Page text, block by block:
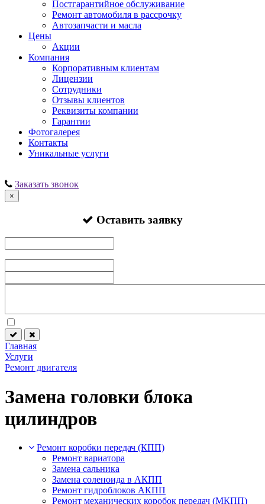
Постгарантийное обслуживание
Ремонт автомобиля в рассрочку
Автозапчасти и масла
Цены
Акции
Компания
Корпоративным клиентам
Лицензии
Сотрудники
Отзывы клиентов
Реквизиты компании
Гарантии
Фотогалерея
Контакты
Уникальные услуги
Заказать звонок
×
Оставить заявку
Главная
Услуги
Ремонт двигателя
Замена головки блока
цилиндров
Ремонт коробки передач (КПП)
Ремонт вариатора
Замена сальника
Замена соленоида в АКПП
Ремонт гидроблоков АКПП
Ремонт механических коробок передач (МКПП)